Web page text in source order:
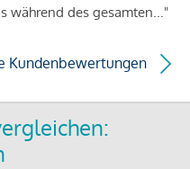
während des gesamten..."
Kundenbewertungen